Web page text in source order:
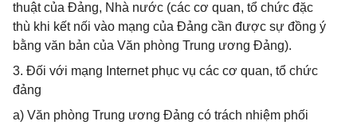
thuật của Đảng, Nhà nước (các cơ quan, tổ chức đặc
thù khi kết nối vào mạng của Đảng cần được sự đồng ý
bằng văn bản của Văn phòng Trung ương Đảng).
3. Đối với mạng Internet phục vụ các cơ quan, tổ chức
đảng
a) Văn phòng Trung ương Đảng có trách nhiệm phối